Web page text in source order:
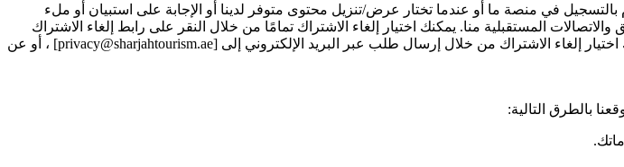
في منصة ما أو عندما تختار عرض/تنزيل محتوى متوفر لدينا أو الإجابة على استبيان أو ملء
المستقبلية منا. يمكنك اختيار إلغاء الاشتراك تمامًا من خلال النقر على رابط إلغاء الاشتراك
المتوفر في كل رسالة بريد الكتروني تصلك من قبلنا . في حالة تسجيلك مسبقًا لتلقي الاتصالات، يمكنك اختيار إلغاء الاشتراك من خلال إرسال طلب عبر البريد الإلكتروني إلى [privacy@sharjahtourism.ae] ، أو عن
بالطرق التالية: